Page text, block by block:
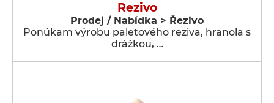
Rezivo
Prodej / Nabídka > Řezivo
Ponúkam výrobu paletového reziva, hranola s
drážkou, …